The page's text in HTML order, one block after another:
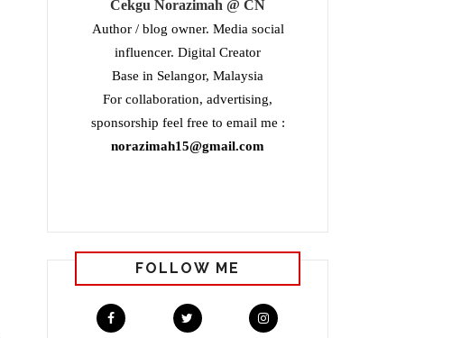
Cekgu Norazimah @ CN
Author / blog owner. Media social
influencer. Digital Creator
Base in Selangor, Malaysia
For collaboration, advertising,
sponsorship feel free to email me :
norazimah15@gmail.com
FOLLOW ME